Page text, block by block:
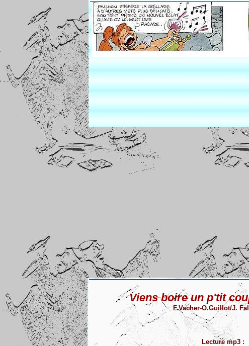
Viens boire un p'tit
F.Vacher-O.Guillot/J.
Lecture mp3 :